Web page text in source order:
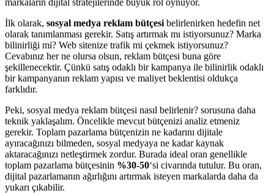
İlk olarak, sosyal medya reklam bütçesi belirlenirken hedefin net
olarak tanımlanması gerekir. Satış artırmak mı istiyorsunuz? Marka
bilinirliği mi? Web sitenize trafik mi çekmek istiyorsunuz?
Cevabınız her ne olursa olsun, reklam bütçesi buna göre
şekillenecektir. Çünkü satış odaklı bir kampanya ile bilinirlik odaklı
bir kampanyanın reklam yapısı ve maliyet beklentisi oldukça
farklıdır.
Peki, sosyal medya reklam bütçesi nasıl belirlenir? sorusuna daha
teknik yaklaşalım. Öncelikle mevcut bütçenizi analiz etmeniz
gerekir. Toplam pazarlama bütçenizin ne kadarını dijitale
ayıracağınızı bilmeden, sosyal medyaya ne kadar kaynak
aktaracağınızı netleştirmek zordur. Burada ideal oran genellikle
toplam pazarlama bütçesinin %30-50‘si civarında tutulur. Bu oran,
dijital pazarlamanın ağırlığını artırmak isteyen markalarda daha da
yukarı çıkabilir.